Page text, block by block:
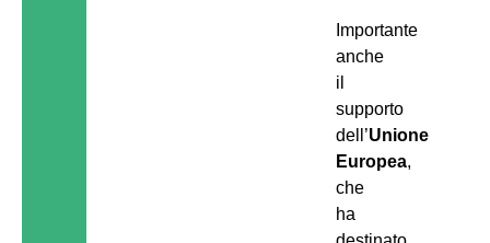
Importante
anche
il
supporto
dell’Unione
Europea,
che
ha